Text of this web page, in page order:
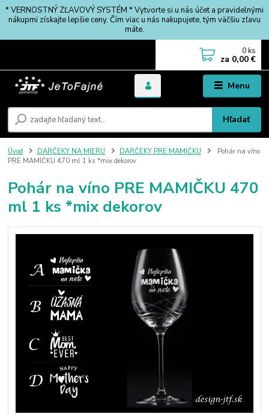
* VERNOSTNÝ ZĽAVOVÝ SYSTÉM * Vytvorte si u nás účet a pravidelnými
nákupmi získajte lepšie ceny. Čím viac u nás nakupujete, tým väčšiu zľavu
máte.
Menu
Hľadať
0 ks
za 0,00 €
Úvod DARČEKY NA MIERU DARČEKY PRE MAMIČKU
Pohár na víno
PRE MAMIČKU 470 ml 1 ks *mix dekorov
Pohár na víno PRE MAMIČKU 470
ml 1 ks *mix dekorov